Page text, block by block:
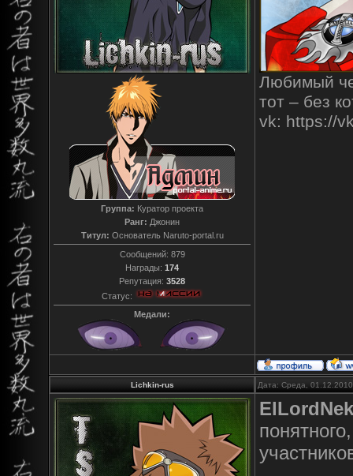
Группа: Куратор проекта
Ранг: Джонин
Титул: Основатель Naruto-portal.ru
Сообщений: 879
Награды: 174
Репутация: 3528
Статус:
Медали:
Любимый
тот – без
vk: https://
Lichkin-rus Дата: Среда,